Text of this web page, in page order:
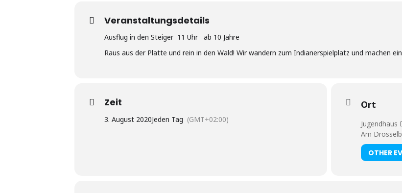
Veranstaltungsdetails
Ausflug in den Steiger 11 Uhr ab 10 Jahre
Raus aus der Platte und rein in den Wald! Wir wandern zum Indianerspielplatz und machen
Zeit
3. August 2020Jeden Tag (GMT+02:00)
Ort
Jugendhaus
Am
OTHER